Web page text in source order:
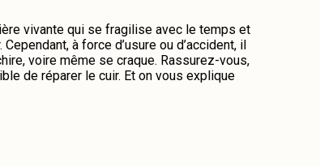
vivante qui se fragilise avec le temps et
à force d’usure ou d’accident, il
voire même se craque. Rassurez-vous,
de réparer le cuir. Et on vous explique